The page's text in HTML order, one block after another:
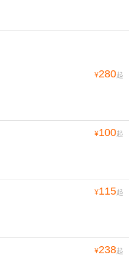
¥280起
¥100起
¥115起
¥238起